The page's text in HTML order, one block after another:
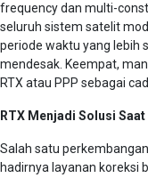
frequency dan multi-
seluruh sistem satelit
periode waktu yang lebih
mendesak. Keempat,
RTX atau PPP sebagai
RTX Menjadi Solusi
Salah satu
hadirnya layanan koreksi